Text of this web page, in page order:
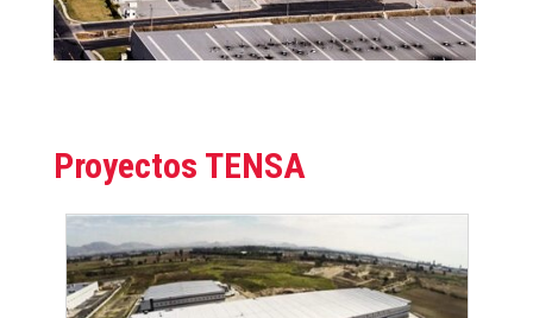
Proyectos TENSA